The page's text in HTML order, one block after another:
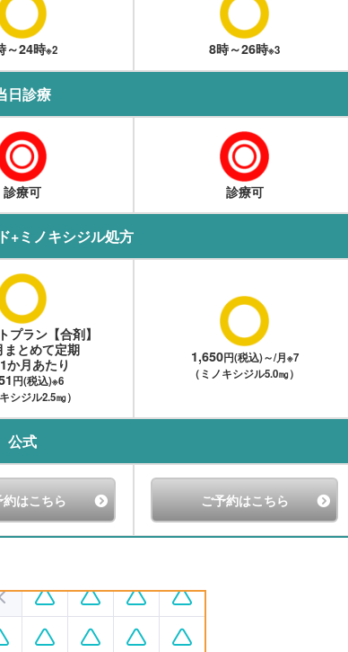
～24時※2 8時～26時※3
日診療
診療可 診療可
+ミノキシジル処方
プラン【合剤】
まとめて定期
か月あたり
円(税込)※6
シジル2.5㎎）
1,650円(税込)～/月※7
（ミノキシジル5.0㎎）
公式
約はこちら ご予約はこちら
合。お一人様1回限り有効
途配送料1,100円（税込）/1回）※8 お薬代は初回総額12,584円、2回目以降総額
ります。 決済ページのクーポン欄に必ず「YOBO2024C」とご記入くださ